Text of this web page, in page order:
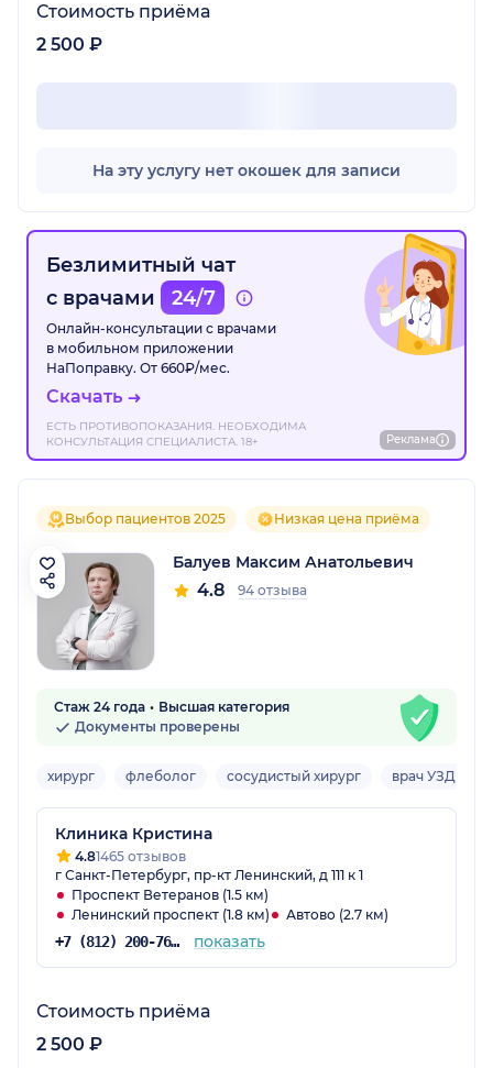
Стоимость приёма
2 500 ₽
На эту услугу нет окошек для записи
Безлимитный чат
с врачами
24/7
Онлайн-консультации с врачами
в мобильном приложении
НаПоправку. От 660₽/мес.
Скачать
ЕСТЬ ПРОТИВОПОКАЗАНИЯ. НЕОБХОДИМА
КОНСУЛЬТАЦИЯ СПЕЦИАЛИСТА. 18+
Реклама
Выбор пациентов 2025 Низкая цена приёма
Балуев Максим Анатольевич
4.8 94 отзыва
Стаж 24 года
Высшая категория
Документы проверены
хирург флеболог сосудистый хирург врач УЗД
Клиника Кристина
4.81465 отзывов
г Санкт-Петербург, пр-кт Ленинский, д 111 к 1
Проспект Ветеранов (1.5 км)
Ленинский проспект (1.8 км)
Автово (2.7 км)
+7 (812) 200-76-49 показать
Стоимость приёма
2 500 ₽